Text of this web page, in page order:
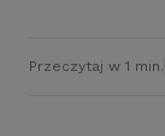
Przeczytaj w 1 min.